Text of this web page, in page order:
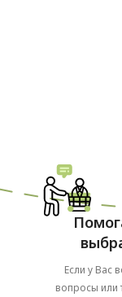
Если у Вас
вопросы или